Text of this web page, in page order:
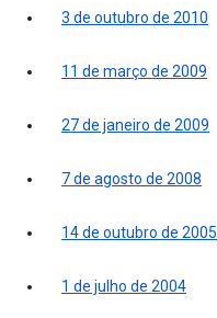
3 de outubro de 2010
11 de março de 2009
27 de janeiro de 2009
7 de agosto de 2008
14 de outubro de 2005
1 de julho de 2004